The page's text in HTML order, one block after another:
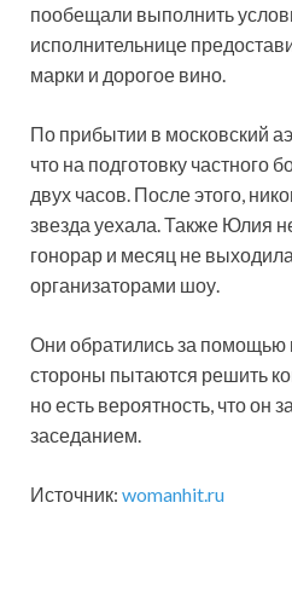
пообещали выполнить
исполнительнице
марки и дорогое вино.
По прибытии в московский
что на подготовку частного
двух часов. После этого,
звезда уехала. Также Юлия
гонорар и месяц не
организаторами шоу.
Они обратились за помощью
стороны пытаются решить
но есть вероятность, что он
заседанием.
Источник: womanhit.ru